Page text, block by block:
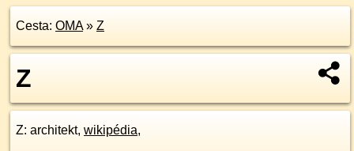
Cesta: OMA» Z
Z
Z: architekt, wikipédia,